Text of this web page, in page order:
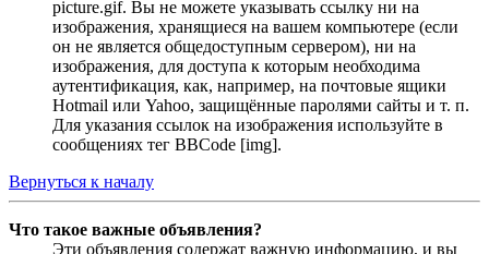
picture.gif. Вы не можете указывать ссылку ни на
изображения, хранящиеся на вашем компьютере (если
он не является общедоступным сервером), ни на
изображения, для доступа к которым необходима
аутентификация, как, например, на почтовые ящики
Hotmail или Yahoo, защищённые паролями сайты и т. п.
Для указания ссылок на изображения используйте в
сообщениях тег BBCode [img].
Вернуться к началу
Что такое важные объявления?
Эти объявления содержат важную информацию, и вы